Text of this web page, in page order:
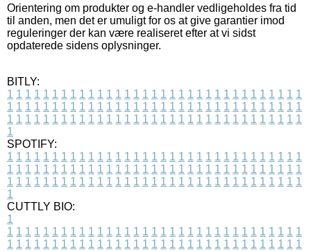
Orientering om produkter og e-handler vedligeholdes fra tid
til anden, men det er umuligt for os at give garantier imod
reguleringer der kan være realiseret efter at vi sidst
opdaterede sidens oplysninger.
BITLY:
1 1 1 1 1 1 1 1 1 1 1 1 1 1 1 1 1 1 1 1 1 1 1 1 1 1 1 1 1 1 1 1 1
1 1 1 1 1 1 1 1 1 1 1 1 1 1 1 1 1 1 1 1 1 1 1 1 1 1 1 1 1 1 1 1 1
1 1 1 1 1 1 1 1 1 1 1 1 1 1 1 1 1 1 1 1 1 1 1 1 1 1 1 1 1 1 1 1 1
1
SPOTIFY:
1 1 1 1 1 1 1 1 1 1 1 1 1 1 1 1 1 1 1 1 1 1 1 1 1 1 1 1 1 1 1 1 1
1 1 1 1 1 1 1 1 1 1 1 1 1 1 1 1 1 1 1 1 1 1 1 1 1 1 1 1 1 1 1 1 1
1 1 1 1 1 1 1 1 1 1 1 1 1 1 1 1 1 1 1 1 1 1 1 1 1 1 1 1 1 1 1 1 1
1
CUTTLY BIO:
1
1 1 1 1 1 1 1 1 1 1 1 1 1 1 1 1 1 1 1 1 1 1 1 1 1 1 1 1 1 1 1 1 1
1 1 1 1 1 1 1 1 1 1 1 1 1 1 1 1 1 1 1 1 1 1 1 1 1 1 1 1 1 1 1 1 1